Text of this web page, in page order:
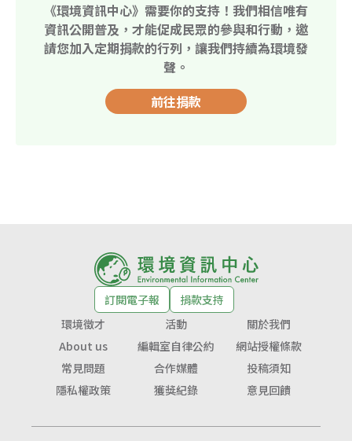
《環境資訊中心》需要你的支持！我們相信唯有
資訊公開普及，才能促成民眾的參與和行動，邀
請您加入定期捐款的行列，讓我們持續為環境發
聲。
前往捐款
訂閱電子報
捐款支持
環境徵才
活動
關於我們
About us
編輯室自律公約
網站授權條款
常見問題
合作媒體
投稿須知
隱私權政策
獲獎紀錄 意見回饋